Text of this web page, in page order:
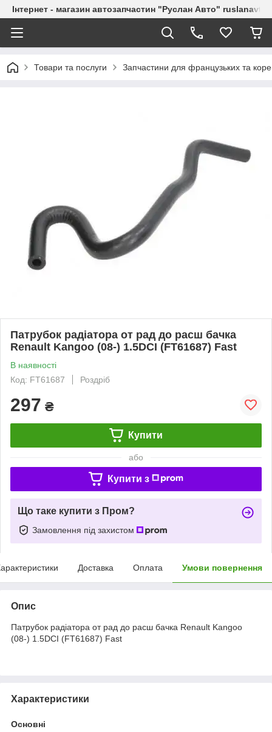
Інтернет - магазин автозапчастин "Руслан Авто"
Товари та послуги Запчастини для французьких та
Патрубок радіатора от рад до расш бачка
Renault Kangoo (08-) 1.5DCI (FT61687) Fast
В наявності
Код: FT61687
Роздріб
297 ₴
Купити
або
Купити з
Що таке купити з Пром?
Замовлення під захистом
Доставка Оплата Умови повернення
Опис
Патрубок радіатора от рад до расш бачка Renault Kangoo
(08-) 1.5DCI (FT61687) Fast
Характеристики
Основні